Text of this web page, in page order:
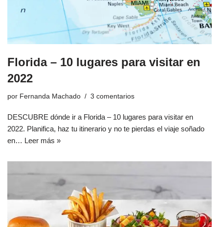
Florida – 10 lugares para visitar en
2022
por Fernanda Machado 3 comentarios
DESCUBRE dónde ir a Florida – 10 lugares para visitar en
2022. Planifica, haz tu itinerario y no te pierdas el viaje soñado
en… Leer más »